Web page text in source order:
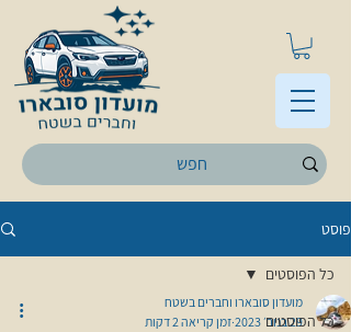
פוסט
כל הפוסטים
כל הפוסטים
מועדון סובארו וחברים בשטח
29 בנוב׳ 2023
זמן קריאה 2 דקות